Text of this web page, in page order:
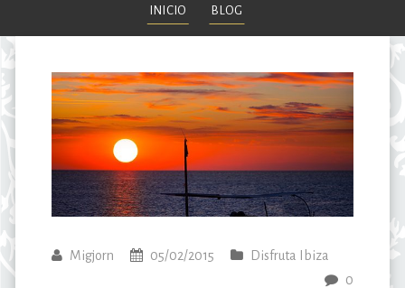
INICIO BLOG
Migjorn 05/02/2015
Disfruta Ibiza
0